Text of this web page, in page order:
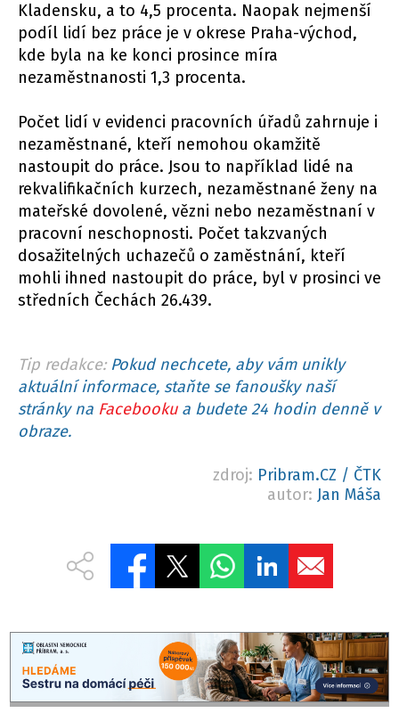
Kladensku, a to 4,5 procenta. Naopak nejmenší
podíl lidí bez práce je v okrese Praha-východ,
kde byla na ke konci prosince míra
nezaměstnanosti 1,3 procenta.
Počet lidí v evidenci pracovních úřadů zahrnuje i
nezaměstnané, kteří nemohou okamžitě
nastoupit do práce. Jsou to například lidé na
rekvalifikačních kurzech, nezaměstnané ženy na
mateřské dovolené, vězni nebo nezaměstnaní v
pracovní neschopnosti. Počet takzvaných
dosažitelných uchazečů o zaměstnání, kteří
mohli ihned nastoupit do práce, byl v prosinci ve
středních Čechách 26.439.
Tip redakce: Pokud nechcete, aby vám unikly
aktuální informace, staňte se fanoušky naší
stránky na Facebookua budete 24 hodin denně v
obraze.
zdroj: Pribram.CZ / ČTK
autor: Jan Máša